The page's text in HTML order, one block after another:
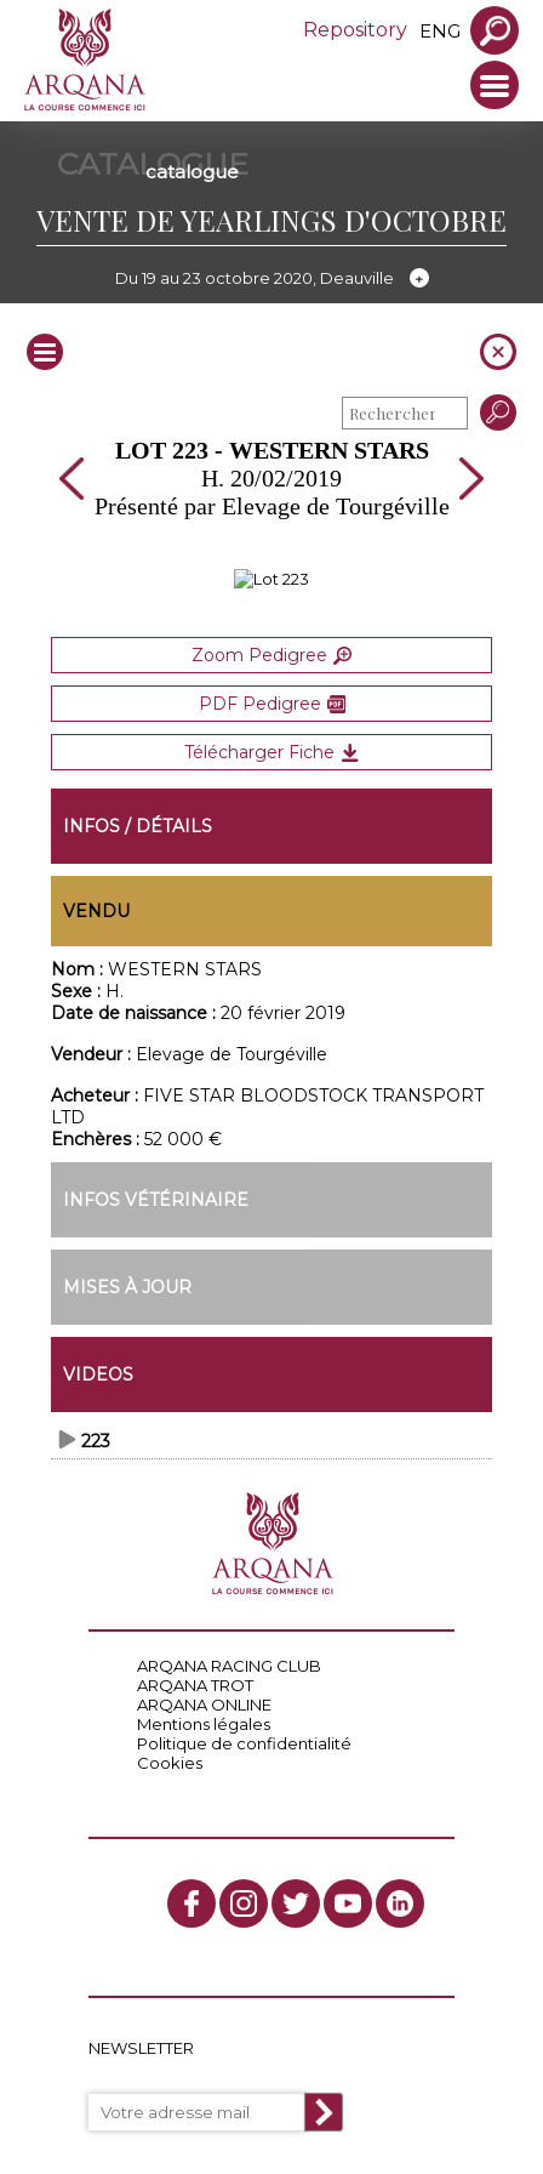
Repository ENG
CATALOGUE
catalogue
VENTE DE YEARLINGS D'OCTOBRE
Du 19 au 23 octobre 2020, Deauville
LOT 223 - WESTERN STARS
H. 20/02/2019
Présenté par Elevage de Tourgéville
Zoom Pedigree
PDF Pedigree
Télécharger Fiche
INFOS / DÉTAILS
VENDU
Nom :WESTERN STARS
Sexe : H.
Date de naissance :20 février 2019
Vendeur : Elevage de Tourgéville
Acheteur : FIVE STAR BLOODSTOCK TRANSPORT
LTD
Enchères :52 000 €
INFOS VÉTÉRINAIRE
MISES À JOUR
VIDEOS
223
ARQANA RACING CLUB
ARQANA TROT
ARQANA ONLINE
Mentions légales
Politique de confidentialité
Cookies
NEWSLETTER